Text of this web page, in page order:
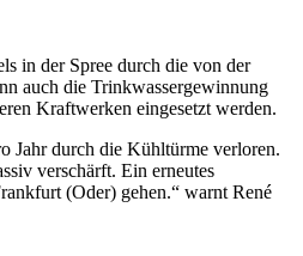
in der Spree durch die von der
auch die Trinkwassergewinnung
Kraftwerken eingesetzt werden.
Jahr durch die Kühltürme verloren.
verschärft. Ein erneutes
(Oder) gehen.“ warnt René